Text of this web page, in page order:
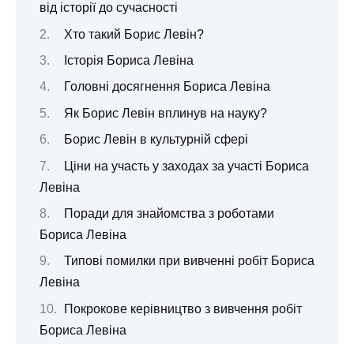
від історії до сучасності
Хто такий Борис Левін?
Історія Бориса Левіна
Головні досягнення Бориса Левіна
Як Борис Левін вплинув на науку?
Борис Левін в культурній сфері
Ціни на участь у заходах за участі Бориса
Левіна
Поради для знайомства з роботами
Бориса Левіна
Типові помилки при вивченні робіт Бориса
Левіна
Покрокове керівництво з вивчення робіт
Бориса Левіна